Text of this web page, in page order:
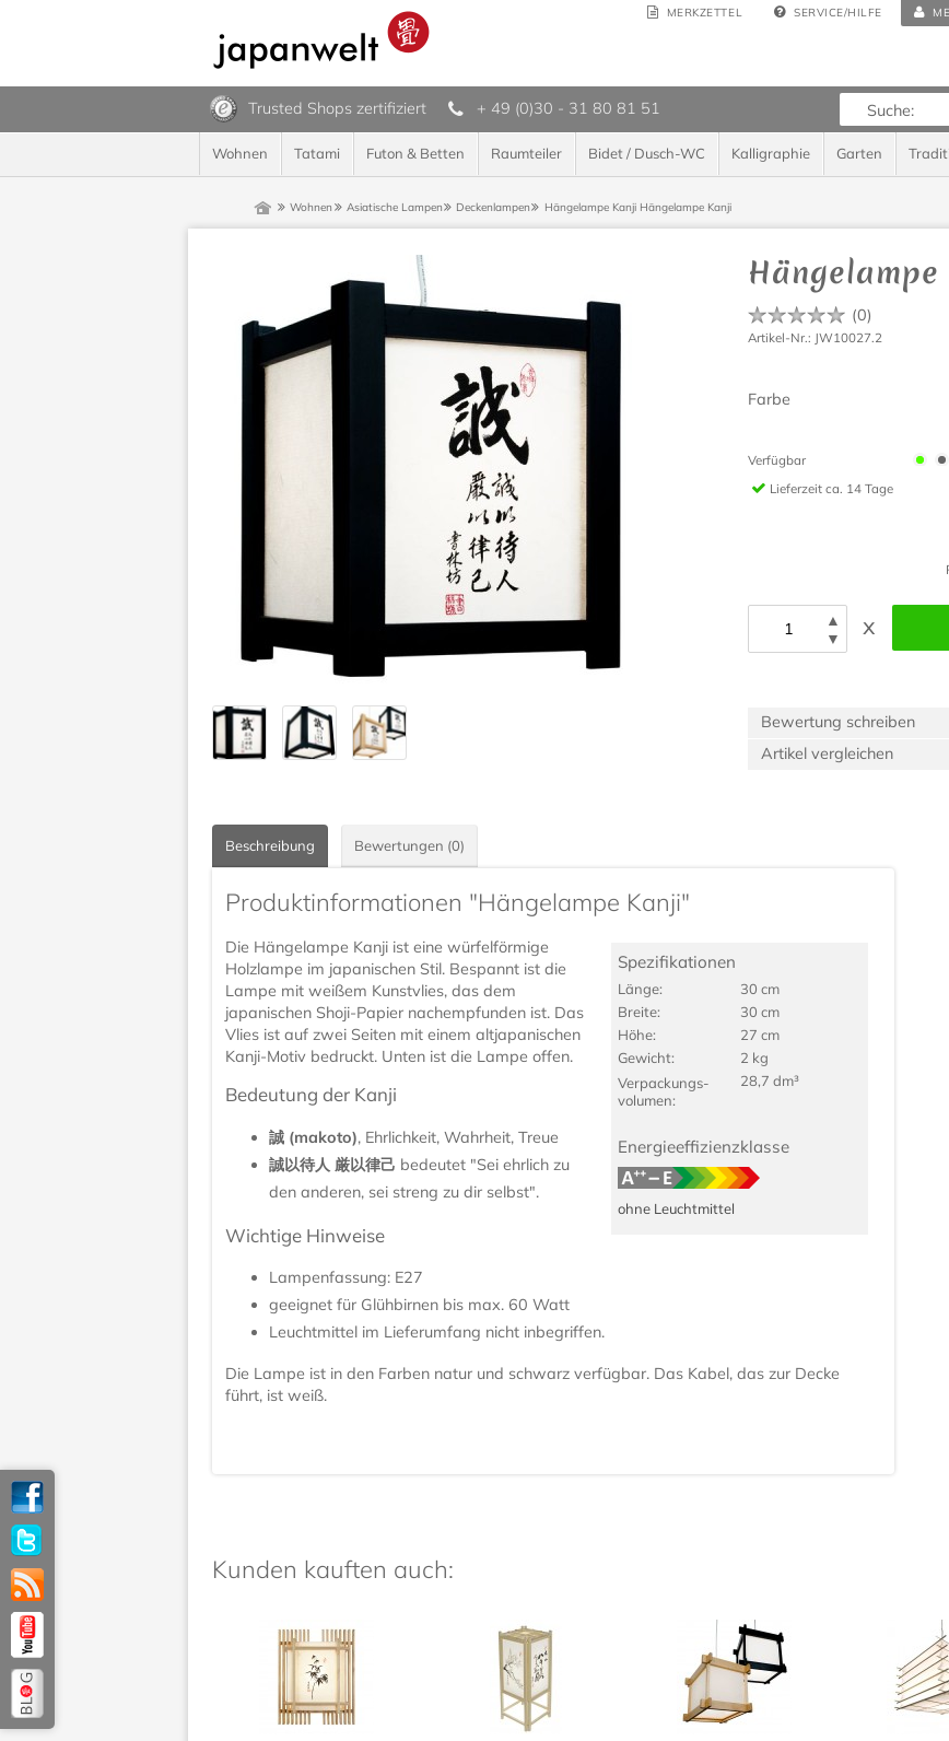
MERKZETTEL SERVICE/HILFE
Trusted Shops zertifiziert + 49 (0)30 - 31 80 81 51
Wohnen Tatami Futon & Betten Raumteiler Bidet / Dusch-WC Kalligraphie Garten
Wohnen Asiatische Lampen Deckenlampen Hängelampe Kanji Hängelampe Kanji
(0)
Artikel-Nr.: JW10027.2
Farbe
Verfügbar
Lieferzeit ca. 14 Tage
▲
▼
x
Bewertung schreiben
Artikel vergleichen
Beschreibung Bewertungen (0)
Produktinformationen "Hängelampe Kanji"
Spezifikationen
Länge:
30 cm
Breite:
30 cm
Höhe:
27 cm
Gewicht:
2 kg
Verpackungs­
volumen:
28,7 dm³
Energieeffizienzklasse
ohne Leuchtmittel
Die Hängelampe Kanji ist eine würfelförmige
Holzlampe im japanischen Stil. Bespannt ist die
Lampe mit weißem Kunstvlies, das dem
japanischen Shoji-Papier nachempfunden ist. Das
Vlies ist auf zwei Seiten mit einem altjapanischen
Kanji-Motiv bedruckt. Unten ist die Lampe offen.
Bedeutung der Kanji
誠 (makoto), Ehrlichkeit, Wahrheit, Treue
誠以待人 厳以律己 bedeutet "Sei ehrlich zu
den anderen, sei streng zu dir selbst".
Wichtige Hinweise
Lampenfassung: E27
geeignet für Glühbirnen bis max. 60 Watt
Leuchtmittel im Lieferumfang nicht inbegriffen.
Die Lampe ist in den Farben natur und schwarz verfügbar. Das Kabel, das zur Decke
führt, ist weiß.
Kunden kauften auch: